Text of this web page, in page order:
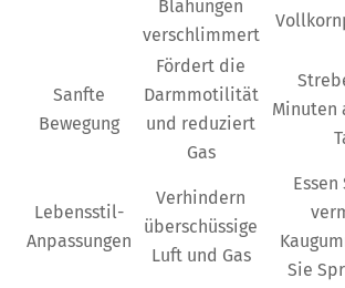
Blähungen
verschlimmert
Sanfte
Bewegung
Fördert die
Darmmotilität
und reduziert
Gas
Minuten
Lebensstil-
Anpassungen
Verhindern
überschüssige
Luft und Gas
Sie